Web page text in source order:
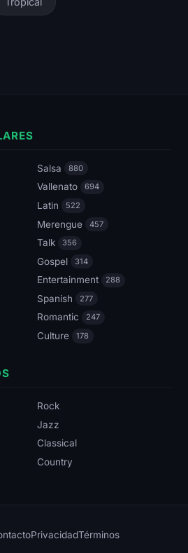
Salsa 880
Vallenato 694
Latin 522
Merengue 457
Talk 356
Gospel 314
Entertainment 288
Spanish 277
Romantic 247
Culture 178
Rock
Jazz
Classical
Country
PrivacidadTérminos